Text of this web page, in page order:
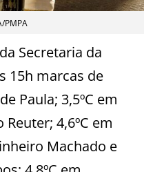
PMPA
Secretaria da
15h marcas de
Paula; 3,5ºC em
4,6ºC em
Machado e